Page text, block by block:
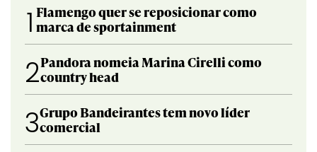
1 Flamengo quer se reposicionar como
marca de sportainment
2Pandora nomeia Marina Cirelli como
country head
3Grupo Bandeirantes tem novo líder
comercial